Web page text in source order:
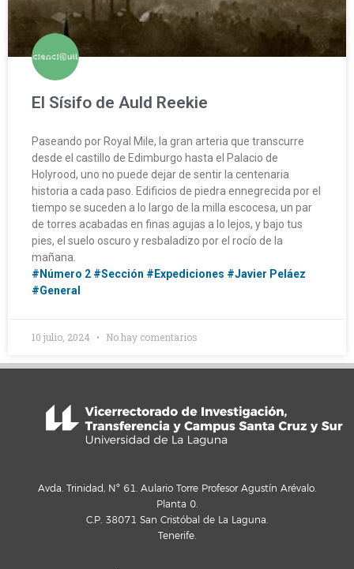
El Sísifo de Auld Reekie
Paseando por Royal Mile, la gran arteria que transcurre
desde el castillo de Edimburgo hasta el Palacio de
Holyrood, uno no puede dejar de sentir la centenaria
historia a cada paso. Edificios de piedra ennegrecida por el
tiempo se suceden a lo largo de la milla escocesa, un par
de torres acabadas en finas agujas a lo lejos, y bajo tus
pies, el suelo oscuro y resbaladizo por el rocío de la
mañana.
#Número 2 #Sección #Expediciones #Javier Peláez
#General
10 julio, 2024 No hay comentarios
Avda. Trinidad, Nº 61. Aulario Torre Profesor Agustín Arévalo.
Planta 0.
C.P. 38071 San Cristóbal de La Laguna.
Tenerife.